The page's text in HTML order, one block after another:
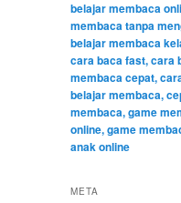
META